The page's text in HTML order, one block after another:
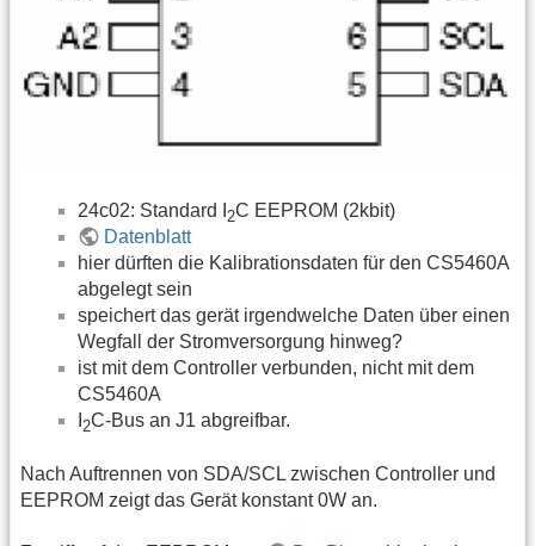
24c02: Standard I 2C EEPROM (2kbit)
Datenblatt
hier dürften die Kalibrationsdaten für den CS5460A
abgelegt sein
speichert das gerät irgendwelche Daten über einen
Wegfall der Stromversorgung hinweg?
ist mit dem Controller verbunden, nicht mit dem
CS5460A
2C-Bus an J1 abgreifbar.
Nach Auftrennen von SDA/SCL zwischen Controller und
EEPROM zeigt das Gerät konstant 0W an.